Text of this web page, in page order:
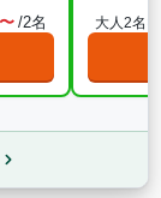
/2名 大人2名